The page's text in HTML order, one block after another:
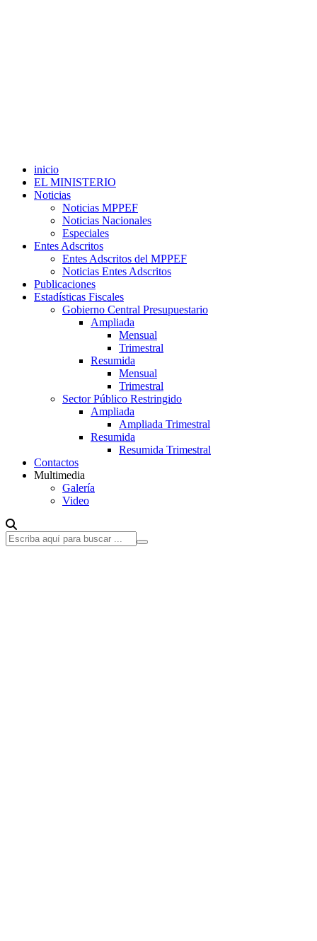
inicio
EL MINISTERIO
Noticias
Noticias MPPEF
Noticias Nacionales
Especiales
Entes Adscritos
Entes Adscritos del MPPEF
Noticias Entes Adscritos
Publicaciones
Estadísticas Fiscales
Gobierno Central Presupuestario
Ampliada
Mensual
Trimestral
Resumida
Mensual
Trimestral
Sector Público Restringido
Ampliada
Ampliada Trimestral
Resumida
Resumida Trimestral
Contactos
Multimedia
Galería
Video